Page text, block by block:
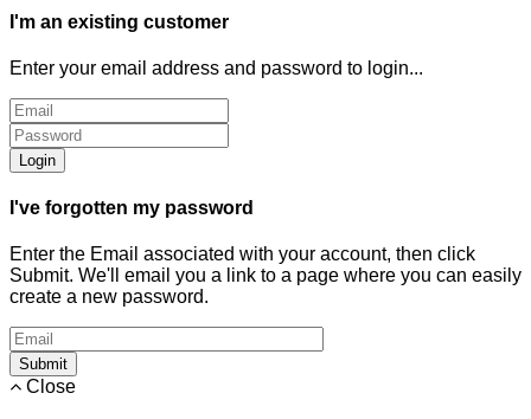
I'm an existing customer
Enter your email address and password to login...
Login
I've forgotten my password
Enter the Email associated with your account, then click
Submit. We'll email you a link to a page where you can easily
create a new password.
Submit
Close